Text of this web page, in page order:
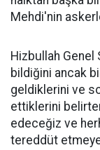
Mehdi'nin
Hizbullah Genel
bildiğini ancak
geldiklerini ve
ettiklerini
edeceğiz ve
tereddüt